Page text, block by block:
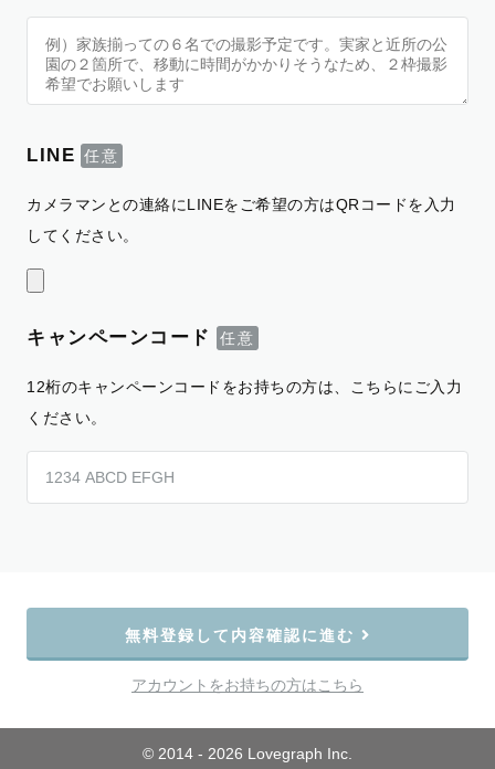
LINE
カメラマンとの連絡にLINEをご希望の方はQRコードを入力
してください。
キャンペーンコード
12桁のキャンペーンコードをお持ちの方は、こちらにご入力
ください。
無料登録して内容確認に進む
アカウントをお持ちの方はこちら
© 2014 - 2026 Lovegraph Inc.